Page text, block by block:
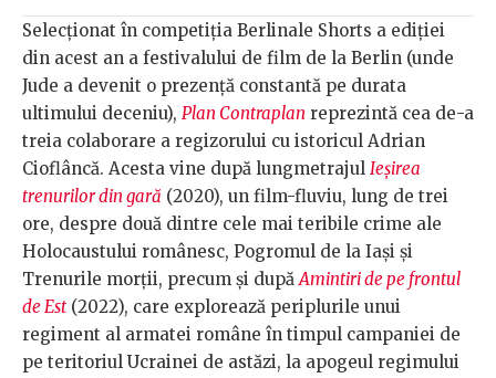
Selecționat în competiția Berlinale Shorts a ediției
din acest an a festivalului de film de la Berlin (unde
Jude a devenit o prezență constantă pe durata
ultimului deceniu), Plan Contraplan reprezintă cea de-a
treia colaborare a regizorului cu istoricul Adrian
Cioflâncă. Acesta vine după lungmetrajul Ieșirea
trenurilor din gară (2020), un film-fluviu, lung de trei
ore, despre două dintre cele mai teribile crime ale
Holocaustului românesc, Pogromul de la Iași și
Trenurile morții, precum și dupăAmintiri de pe frontul
de Est(2022), care explorează periplurile unui
regiment al armatei române în timpul campaniei de
pe teritoriul Ucrainei de astăzi, la apogeul regimului